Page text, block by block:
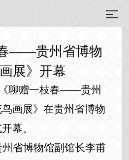
春——贵州省博物
展》开幕
聊赠一枝春——贵州
画展》在贵州省博物
幕。
省博物馆副馆长李甫